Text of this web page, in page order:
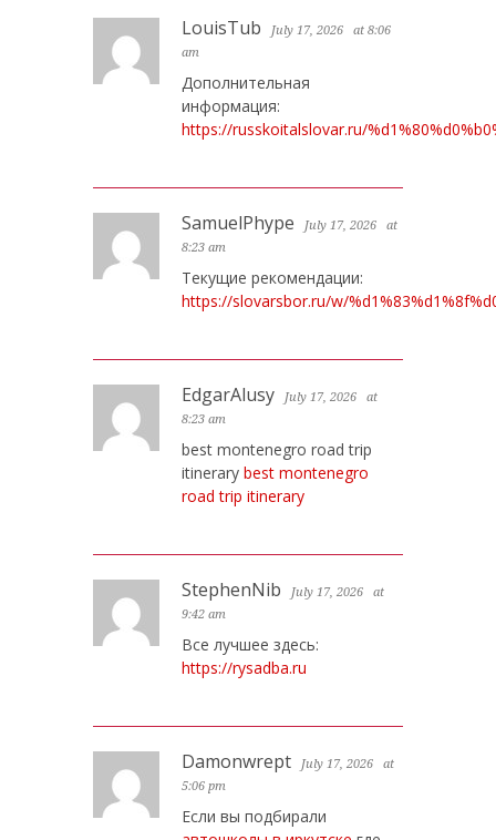
LouisTub July 17, 2026
at 8:06
am
Дополнительная
информация:
https://russkoitalslovar.ru/
SamuelPhype July 17, 2026
at
8:23 am
Текущие рекомендации:
https://slovarsbor.ru/w/
EdgarAlusy July 17, 2026
at
8:23 am
best montenegro road trip
itinerary best montenegro
road trip itinerary
StephenNib July 17, 2026
at
9:42 am
Все лучшее здесь:
https://rysadba.ru
Damonwrept July 17, 2026
at
5:06 pm
Если вы подбирали